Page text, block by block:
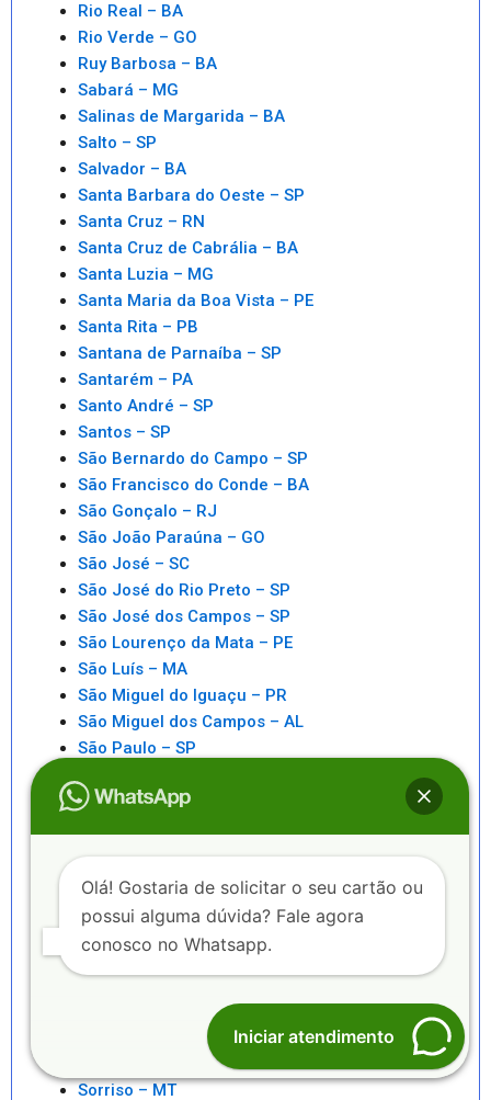
Rio Real – BA
Rio Verde – GO
Ruy Barbosa – BA
Sabará – MG
Salinas de Margarida – BA
Salto – SP
Salvador – BA
Santa Barbara do Oeste – SP
Santa Cruz – RN
Santa Cruz de Cabrália – BA
Santa Luzia – MG
Santa Maria da Boa Vista – PE
Santa Rita – PB
Santana de Parnaíba – SP
Santarém – PA
Santo André – SP
Santos – SP
São Bernardo do Campo – SP
São Francisco do Conde – BA
São Gonçalo – RJ
São João Paraúna – GO
São José – SC
São José do Rio Preto – SP
São José dos Campos – SP
São Lourenço da Mata – PE
São Luís – MA
São Miguel do Iguaçu – PR
São Miguel dos Campos – AL
São Paulo – SP
São Sebastiao – SP
Saquarema – RJ
Senhor do Bonfim – BA
Seropédica – RJ
Serra – ES
Serrinha – BA
Sorriso – MT
Olá! Gostaria de solicitar o seu cartão ou
possui alguma dúvida? Fale agora
conosco no Whatsapp.
Iniciar atendimento